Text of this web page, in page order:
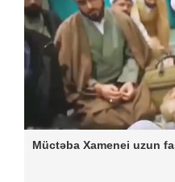
Müctəba Xamenei uzun